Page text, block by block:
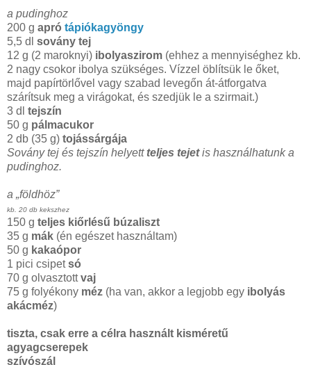
a pudinghoz
200 g apró tápiókagyöngy
5,5 dl sovány tej
12 g (2 maroknyi) ibolyaszirom (ehhez a mennyiséghez kb.
2 nagy csokor ibolya szükséges. Vízzel öblítsük le őket,
majd papírtörlővel vagy szabad levegőn át-átforgatva
szárítsuk meg a virágokat, és szedjük le a szirmait.)
3 dl tejszín
50 g pálmacukor
2 db (35 g) tojássárgája
Sovány tej és tejszín helyett teljes tejetis használhatunk a
pudinghoz.
a „földhöz”
kb. 20 db kekszhez
150 g teljes kiőrlésű búzaliszt
35 g mák (én egészet használtam)
50 g kakaópor
1 pici csipetsó
70 g olvasztottvaj
75 g folyékony méz (ha van, akkor a legjobb egy ibolyás
akácméz)
tiszta, csak erre a célra használt kisméretű
agyagcserepek
szívószál